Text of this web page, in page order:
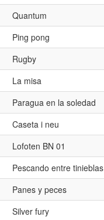
Quantum
Ping pong
Rugby
La misa
Paragua en la soledad
Caseta i neu
Lofoten BN 01
Pescando entre tinieblas
Panes y peces
Silver fury